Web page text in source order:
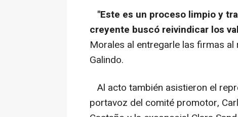
"Este es un proceso limpio y
creyente buscó reivindicar los
Morales al entregarle las firmas
Galindo.
Al acto también asistieron el
portavoz del comité promotor,